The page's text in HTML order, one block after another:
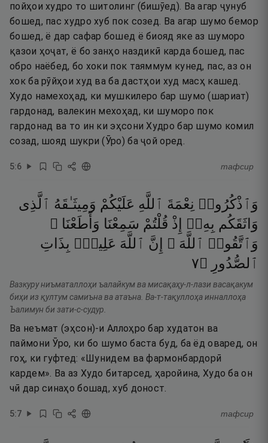
пойҳои худро то шитолинг (бишӯед). Ва агар ҷунуб
бошед, пас худро хуб пок созед. Ва агар шумо бемор
бошед, ё дар сафар бошед ё биояд яке аз шуморо
қазои ҳоҷат, ё бо занҳо наздикӣ карда бошед, пас
обро наёбед, бо хоки пок таяммум кунед, пас, аз он
хок ба рӯйҳои худ ва ба дастҳои худ масҳ кашед.
Худо намехоҳад, ки мушкилеро бар шумо (шариат)
гардонад, валекин мехоҳад, ки шуморо пок
гардонад ва то ин ки эҳсони Худро бар шумо комил
созад, шояд шукри (Ӯро) ба ҷой оред.
5:6 тафсир
وَٱذْكُرُوا۟ نِعْمَةَ ٱللَّهِ عَلَيْكُمْ وَمِيثَـٰقَهُ ٱلَّذِى
وَاثَقَكُم بِهِۦٓ إِذْ قُلْتُمْ سَمِعْنَا وَأَطَعْنَا ۖ
وَٱتَّقُوا۟ ٱللَّهَ ۚ إِنَّ ٱللَّهَ عَلِيمٌۢ بِذَاتِ
ٱلصُّدُورِ ۝٧
Вазкуру ниъматаллоҳи ъалайкум ва мисақаҳу-л-лази васақакум
биҳи из қултум самиъна ва атаъна. Ва-т-тақуллоҳа инналлоҳа
Ъалимун би зати-с-судур.
Ва неъмат (эҳсон)-и Аллоҳро бар худатон ва
паймони Ӯро, ки бо шумо баста буд, ба ёд оваред, он
гоҳ, ки гуфтед: «Шунидем ва фармонбардорӣ
кардем». Ва аз Худо битарсед, ҳаройина, Худо ба он
чӣ дар синаҳо бошад, хуб доност.
5:7 тафсир